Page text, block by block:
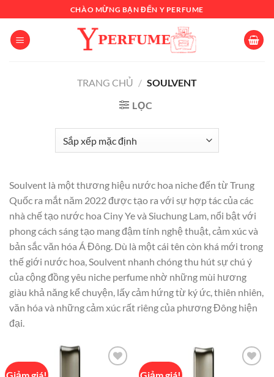
đến
nội
dung
CHÀO MỪNG BẠN ĐẾN Y PERFUME
TRANG CHỦ / SOULVENT
LỌC
Soulvent là một thương hiệu nước hoa niche đến từ Trung
Quốc ra mắt năm 2022 được tạo ra với sự hợp tác của các
nhà chế tạo nước hoa Ciny Ye và Siuchung Lam, nổi bật với
phong cách sáng tạo mang đậm tính nghệ thuật, cảm xúc và
bản sắc văn hóa Á Đông. Dù là một cái tên còn khá mới trong
thế giới nước hoa, Soulvent nhanh chóng thu hút sự chú ý
của cộng đồng yêu niche perfume nhờ những mùi hương
giàu khả năng kể chuyện, lấy cảm hứng từ ký ức, thiên nhiên,
văn hóa và những cảm xúc rất riêng của phương Đông hiện
đại.